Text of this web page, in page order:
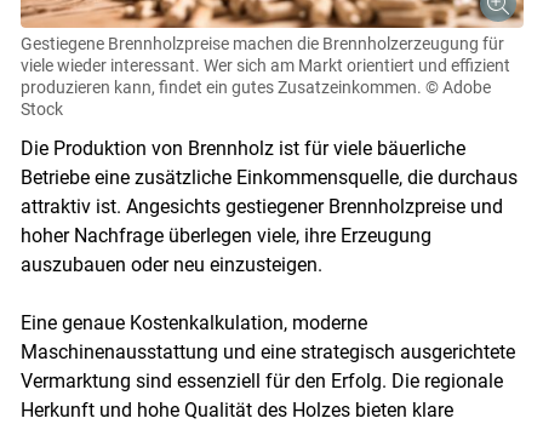
Gestiegene Brennholzpreise machen die Brennholzerzeugung für
viele wieder interessant. Wer sich am Markt orientiert und effizient
produzieren kann, findet ein gutes Zusatzeinkommen. © Adobe
Stock
Die Produktion von Brennholz ist für viele bäuerliche
Betriebe eine zusätzliche Einkommensquelle, die durchaus
attraktiv ist. Angesichts gestiegener Brennholzpreise und
hoher Nachfrage überlegen viele, ihre Erzeugung
auszubauen oder neu einzusteigen.
Eine genaue Kostenkalkulation, moderne
Maschinenausstattung und eine strategisch ausgerichtete
Vermarktung sind essenziell für den Erfolg. Die regionale
Herkunft und hohe Qualität des Holzes bieten klare